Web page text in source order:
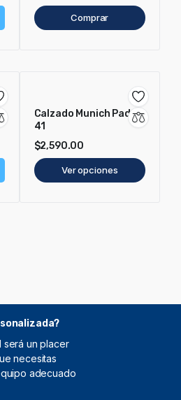
Comprar
Calzado Munich Pad X
41
$2,590.00
Ver opciones
será un placer
necesitas
adecuado